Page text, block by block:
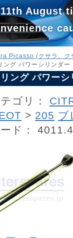
August
Picasso (クサラ、ク
ング パワーシリンダー
ング パワーシ
ゴリ：
> 205 ブ
ド：